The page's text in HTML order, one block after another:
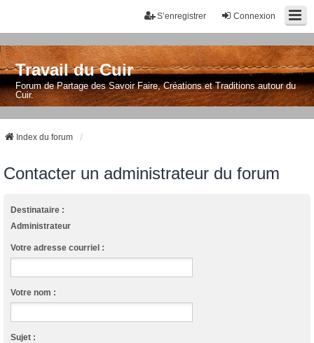
Connexion
S’enregistrer
Travail du Cuir
Forum de Partage des Savoir Faire, Créations et Traditions autour du
Cuir.
Index du forum
Contacter un administrateur du forum
Destinataire :
Administrateur
Votre adresse courriel :
Votre nom :
Sujet :